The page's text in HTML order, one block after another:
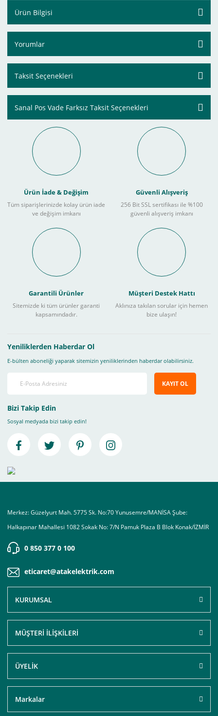
Ürün Bilgisi
Yorumlar
Taksit Seçenekleri
Sanal Pos Vade Farksız Taksit Seçenekleri
Ürün İade & Değişim
Tüm siparişlerinizde kolay ürün iade
ve değişim imkanı
Güvenli Alışveriş
256 Bit SSL sertifikası ile %100
güvenli alışveriş imkanı
Garantili Ürünler
Sitemizde ki tüm ürünler garanti
kapsamındadır.
Müşteri Destek Hattı
Aklınıza takılan sorular için hemen
bize ulaşın!
Yeniliklerden Haberdar Ol
E-bülten aboneliği yaparak sitemizin yeniliklerinden haberdar olabilirsiniz.
KAYIT OL
Bizi Takip Edin
Sosyal medyada bizi takip edin!
Merkez: Güzelyurt Mah. 5775 Sk. No:70 Yunusemre/MANİSA Şube:
Halkapınar Mahallesi 1082 Sokak No: 7/N Pamuk Plaza B Blok Konak/İZMİR
0 850 377 0 100
eticaret@atakelektrik.com
KURUMSAL
MÜŞTERİ İLİŞKİLERİ
ÜYELİK
Markalar